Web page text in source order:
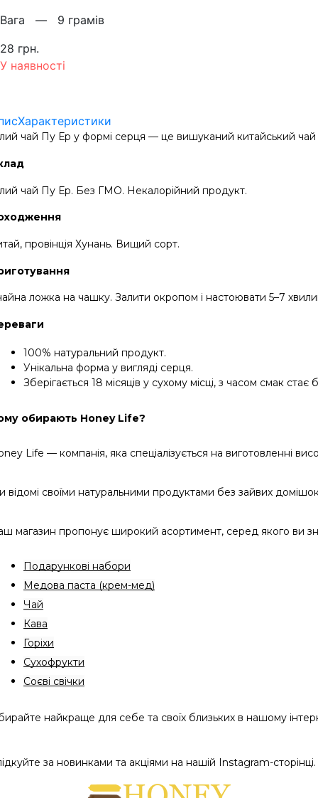
Вага — 9 грамів
28 грн.
У наявності
Характеристики
чай Пу Ер у формі серця — це вишуканий китайський чай
чай Пу Ер. Без ГМО. Некалорійний продукт.
провінція Хунань. Вищий сорт.
ложка на чашку. Залити окропом і настоювати 5–7
100% натуральний продукт.
Унікальна форма у вигляді серця.
Зберігається 18 місяців у сухому місці, з часом смак
обирають Honey Life?
Life — компанія, яка спеціалізується на виготовленні
відомі своїми натуральними продуктами без зайвих
магазин пропонує широкий асортимент, серед якого ви
Подарункові набори
Медова паста (крем-мед)
Чай
Кава
Горіхи
Сухофрукти
Соєві свічки
найкраще для себе та своїх близьких в нашому
за новинками та акціями на нашій Instagram-сторінці.